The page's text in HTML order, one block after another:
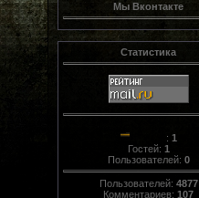
Мы Вконтакте
Статистика
: 1
Гостей: 1
Пользователей: 0
Пользователей: 4877
Комментариев: 107